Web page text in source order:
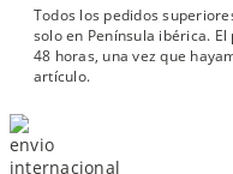
Todos los pedidos
solo en Península ibérica.
48 horas, una vez que
artículo.